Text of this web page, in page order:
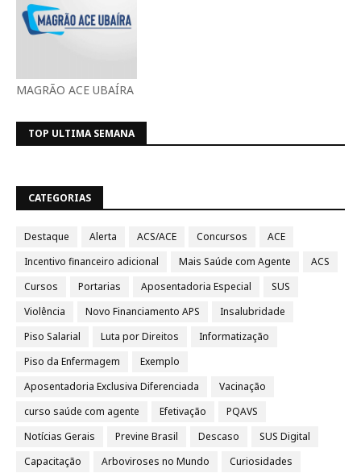
MAGRÃO ACE UBAÍRA
TOP ULTIMA SEMANA
CATEGORIAS
Destaque Alerta ACS/ACE Concursos
ACE
Incentivo financeiro adicional
Mais Saúde com Agente
ACS
Cursos
Portarias Aposentadoria Especial
SUS
Violência
Novo Financiamento APS
Insalubridade
Piso Salarial
Luta por Direitos
Informatização
Piso da Enfermagem
Exemplo
Aposentadoria Exclusiva Diferenciada
Vacinação
curso saúde com agente
Efetivação
PQAVS
Notícias Gerais
Previne Brasil Descaso
SUS Digital
Capacitação
Arboviroses no Mundo
Curiosidades